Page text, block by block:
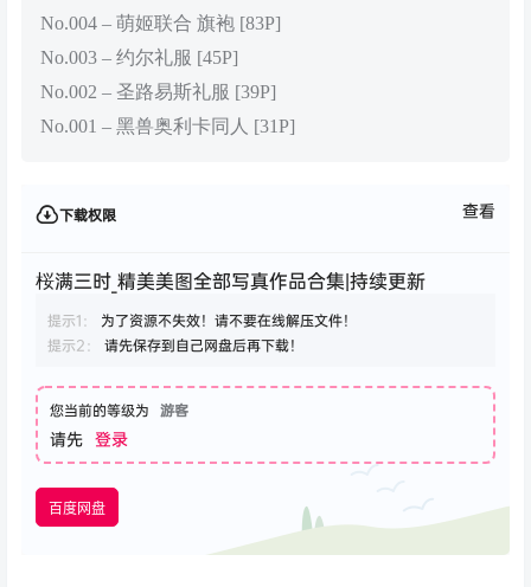
No.004 – 萌姬联合 旗袍 [83P]
No.003 – 约尔礼服 [45P]
No.002 – 圣路易斯礼服 [39P]
No.001 – 黑兽奥利卡同人 [31P]
下载权限 查看
桜满三时_精美美图全部写真作品合集|持续更新
提示1：
为了资源不失效！请不要在线解压文件！
提示2：
请先保存到自己网盘后再下载！
您当前的等级为 游客
请先 登录
百度网盘